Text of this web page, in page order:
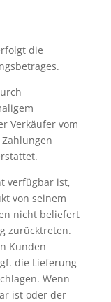
die
Verkäufer vom
verfügbar ist,
von seinem
nicht beliefert
zurücktreten.
Kunden
die Lieferung
Wenn
ist oder der